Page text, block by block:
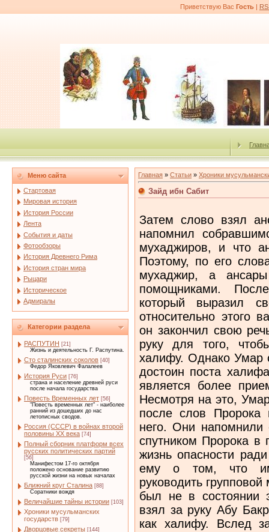
Приветствую Вас Гость |
Меню сайта
Стартовая
Мировая история
История России
Лента
События и даты
Фотообзоры
История Древнего Рима
История стран мира
Рыцари
Историческое
Адмиралы
Категории раздела
РАСПУТИН [21]
Жизнь и деятельность Г. Распутина.
Сто сталинских соколов [40]
Федор Яковлевич Фалалеев
История Руси [76]
страна и население древней руси
после начала государства
Повесть Временных лет [56]
"Повесть временных лет" - наиболее
ранний из дошедших до нас
летописных сводов.
Россия (СССР) в войнах второй
половины XX века [74]
Полный сборник платформ всех
русских политических партий
[56]
Манифестом 17-го октября
положено основание развитию
русской жизни на новых началах
Ближний круг Сталина [88]
Соратники вождя
Величайшие тайны истории [103]
Хроники мусульманских
государств [79]
Дворцовые секреты [144]
Главная » Статьи » Хроники
Зайд ибн Сабит
Затем слово взял
напомнил
мухаджиров, и что
Поэтому, по его
мухаджир, а
помощниками.
который выразил
относительно этого
он закончил свою
руку для того,
халифу. Однако Умар
достоин поста
является более
Несмотря на это,
после слов Пророка
него. Они
спутником Пророка
жизнь опасности
ему о том, что
руководить
был не в состоянии
взял за руку Абу
как халифу. Вслед